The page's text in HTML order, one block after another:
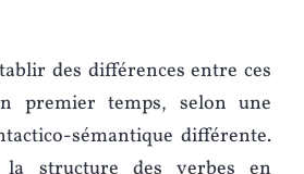
des différences entre ces
premier temps, selon une
sémantique différente.